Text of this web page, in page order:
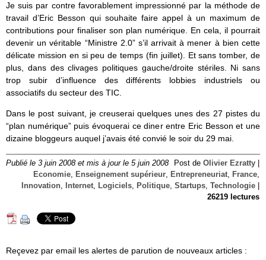
Je suis par contre favorablement impressionné par la méthode de
travail d’Eric Besson qui souhaite faire appel à un maximum de
contributions pour finaliser son plan numérique. En cela, il pourrait
devenir un véritable “Ministre 2.0” s’il arrivait à mener à bien cette
délicate mission en si peu de temps (fin juillet). Et sans tomber, de
plus, dans des clivages politiques gauche/droite stériles. Ni sans
trop subir d’influence des différents lobbies industriels ou
associatifs du secteur des TIC.
Dans le post suivant, je creuserai quelques unes des 27 pistes du
“plan numérique” puis évoquerai ce diner entre Eric Besson et une
dizaine bloggeurs auquel j’avais été convié le soir du 29 mai.
Publié le 3 juin 2008 et mis à jour le 5 juin 2008 Post de Olivier Ezratty
Economie
Enseignement supérieur Entrepreneuriat France
Innovation
Internet Logiciels Politique Startups Technologie
26219 lectures
Reçevez par email les alertes de parution de nouveaux articles :